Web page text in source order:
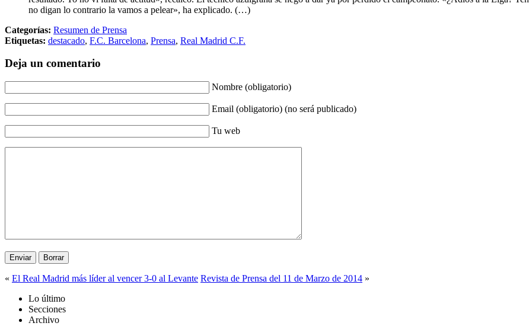
no digan lo contrario la vamos a pelear», ha explicado. (…)
Categorías: Resumen de Prensa
Etiquetas: destacado, F.C. Barcelona, Prensa, Real Madrid C.F.
Deja un comentario
Nombre (obligatorio)
Email (obligatorio) (no será publicado)
Tu web
« El Real Madrid más líder al vencer 3-0 al Levante Revista de Prensa del 11 de Marzo de 2014 »
Lo último
Secciones
Archivo